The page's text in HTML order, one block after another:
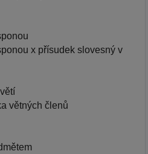
x přísudek slovesný v
větných členů